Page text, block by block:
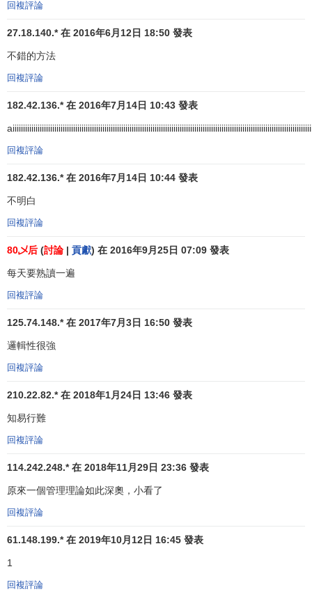
回複評論
27.18.140.* 在 2016年6月12日 18:50 發表
不錯的方法
回複評論
182.42.136.* 在 2016年7月14日 10:43 發表
回複評論
182.42.136.* 在 2016年7月14日 10:44 發表
不明白
回複評論
80乄后 (討論 | 貢獻) 在 2016年9月25日 07:09 發表
每天要熟讀一遍
回複評論
125.74.148.* 在 2017年7月3日 16:50 發表
邏輯性很強
回複評論
210.22.82.* 在 2018年1月24日 13:46 發表
知易行難
回複評論
114.242.248.* 在 2018年11月29日 23:36 發表
原來一個管理理論如此深奧，小看了
回複評論
61.148.199.* 在 2019年10月12日 16:45 發表
1
回複評論